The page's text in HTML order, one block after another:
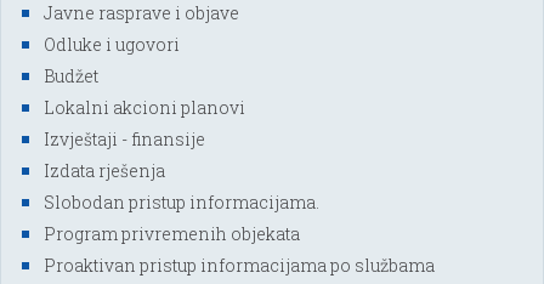
Javne rasprave i objave
Odluke i ugovori
Budžet
Lokalni akcioni planovi
Izvještaji - finansije
Izdata rješenja
Slobodan pristup informacijama.
Program privremenih objekata
Proaktivan pristup informacijama po službama